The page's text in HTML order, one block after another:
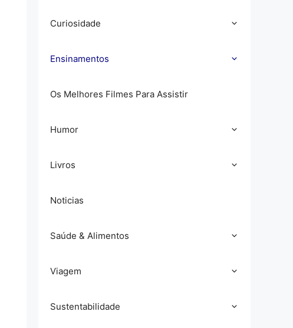
Curiosidade
Ensinamentos
Os Melhores Filmes Para Assistir
Humor
Livros
Noticias
Saúde & Alimentos
Viagem
Sustentabilidade